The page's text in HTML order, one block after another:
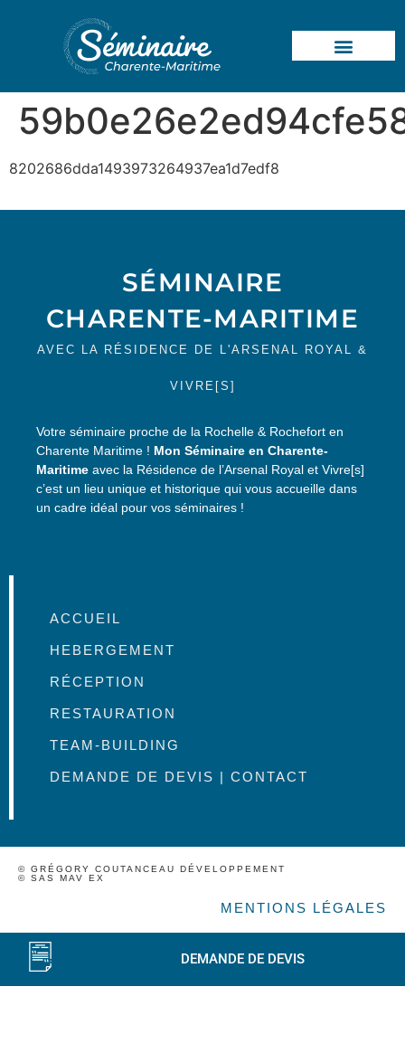
8202686dda1493973264937ea1d7edf8
SÉMINAIRE
CHARENTE-MARITIME
AVEC LA RÉSIDENCE DE L'ARSENAL ROYAL &
VIVRE[S]
Votre séminaire proche de la Rochelle & Rochefort en
Charente Maritime ! Mon Séminaire en Charente-
Maritime avec la Résidence de l’Arsenal Royal et Vivre[s]
c’est un lieu unique et historique qui vous accueille dans
un cadre idéal pour vos séminaires !
ACCUEIL
HEBERGEMENT
RÉCEPTION
RESTAURATION
TEAM-BUILDING
DEMANDE DE DEVIS | CONTACT
© GRÉGORY COUTANCEAU DÉVELOPPEMENT
© SAS MAV EX
MENTIONS LÉGALES
DEMANDE DE DEVIS